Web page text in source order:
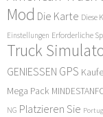
Mod Die Karte Diese
Einstellungen Erforderliche
Truck
GENIESSEN GPS
Mega Pack
NG Platzieren Sie